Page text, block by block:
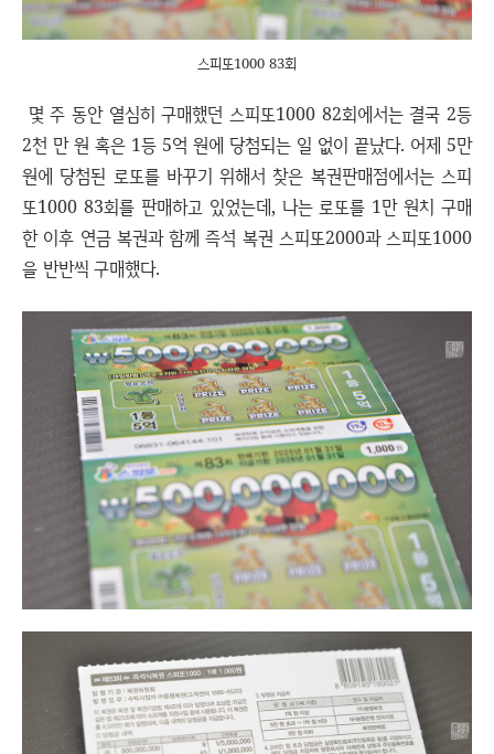
스피또1000 83회
몇 주 동안 열심히 구매했던 스피또1000 82회에서는 결국 2등
2천 만 원 혹은 1등 5억 원에 당첨되는 일 없이 끝났다. 어제 5만
원에 당첨된 로또를 바꾸기 위해서 찾은 복권판매점에서는 스피
또1000 83회를 판매하고 있었는데, 나는 로또를 1만 원치 구매
한 이후 연금 복권과 함께 즉석 복권 스피또2000과 스피또1000
을 반반씩 구매했다.